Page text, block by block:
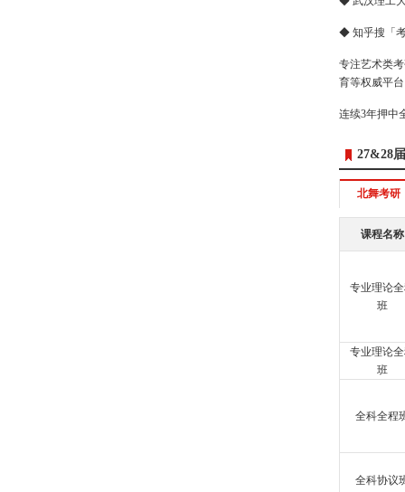
◆ 知乎搜「
专注艺术类
育等权威平
连续3年押中
27&28
北舞考研
课程名称
专业理论
班
专业理论
班
全科全程
全科协议